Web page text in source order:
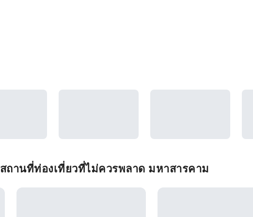
ถานที่ท่องเที่ยวที่ไม่ควรพลาด มหาสารคาม